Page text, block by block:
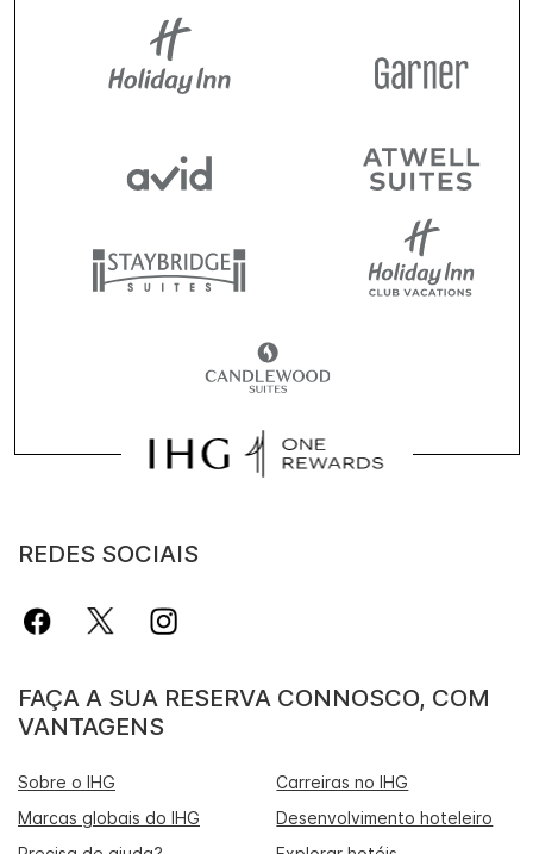
REDES SOCIAIS
FAÇA A SUA RESERVA CONNOSCO, COM
VANTAGENS
Sobre o IHG
Carreiras no IHG
Marcas globais do IHG
Desenvolvimento hoteleiro